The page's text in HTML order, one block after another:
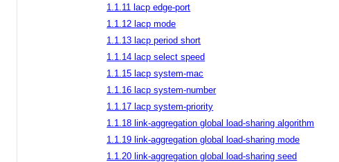
1.1.11 lacp edge-port
1.1.12 lacp mode
1.1.13 lacp period short
1.1.14 lacp select speed
1.1.15 lacp system-mac
1.1.16 lacp system-number
1.1.17 lacp system-priority
1.1.18 link-aggregation global load-sharing algorithm
1.1.19 link-aggregation global load-sharing mode
1.1.20 link-aggregation global load-sharing seed